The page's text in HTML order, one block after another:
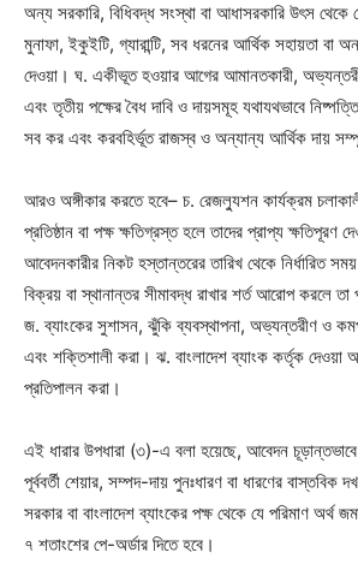
অন্য সরকারি, বিধিবদ্ধ সংস্থা বা আধাসরকারি উৎস
মুনাফা, ইকুইটি, গ্যারান্টি, সব ধরনের আর্থিক সহায়তা বা
দেওয়া। ঘ. একীভূত হওয়ার আগের আমানতকারী,
এবং তৃতীয় পক্ষের বৈধ দাবি ও দায়সমূহ যথাযথভাবে
সব কর এবং করবহির্ভূত রাজস্ব ও অন্যান্য আর্থিক দায়
আরও অঙ্গীকার করতে হবে– চ. রেজল্যুশন কার্যক্রম
প্রতিষ্ঠান বা পক্ষ ক্ষতিগ্রস্ত হলে তাদের প্রাপ্য ক্ষতিপূরণ
আবেদনকারীর নিকট হস্তান্তরের তারিখ থেকে নির্ধারিত
বিক্রয় বা স্থানান্তর সীমাবদ্ধ রাখার শর্ত আরোপ করলে
জ. ব্যাংকের সুশাসন, ঝুঁকি ব্যবস্থাপনা, অভ্যন্তরীণ ও
এবং শক্তিশালী করা। ঝ. বাংলাদেশ ব্যাংক কর্তৃক দেওয়া
প্রতিপালন করা।
এই ধারার উপধারা (৩)-এ বলা হয়েছে, আবেদন চূড়ান্তভাবে
পূর্ববর্তী শেয়ার, সম্পদ-দায় পুনঃধারণ বা ধারণের
সরকার বা বাংলাদেশ ব্যাংকের পক্ষ থেকে যে পরিমাণ অর্থ
৭ শতাংশের পে-অর্ডার দিতে হবে।